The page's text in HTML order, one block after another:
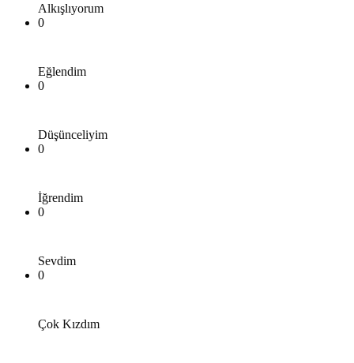
Alkışlıyorum
0
Eğlendim
0
Düşünceliyim
0
İğrendim
0
Sevdim
0
Çok Kızdım